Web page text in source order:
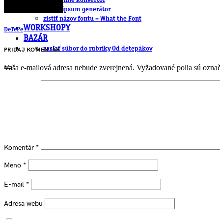
lorem ipsum generátor
zistiť názov fontu – What the Font
WORKSHOPY
BAZÁR
zaslať súbor do rubriky Od detepákov
DeTePe
PRIDAJ KOMENTÁR
Vaša e-mailová adresa nebude zverejnená. Vyžadované polia sú
Komentár *
Meno *
E-mail *
Adresa webu